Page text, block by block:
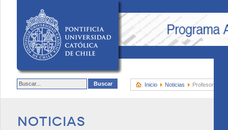
Inicio Noticias Profesores
Noticias